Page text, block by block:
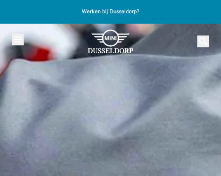
Werken bij Dusseldorp?